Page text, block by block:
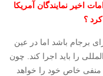
اخیر نمایندگان آمریکا
؟
برجام باشد اما در عین
را باید اجرا کند. چون
منفی خاص خود را خواهد